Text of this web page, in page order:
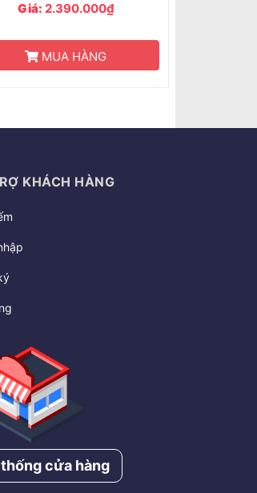
Giá: 2.470.000₫
HẾT HÀNG
KHÁCH HÀNG
cửa hàng